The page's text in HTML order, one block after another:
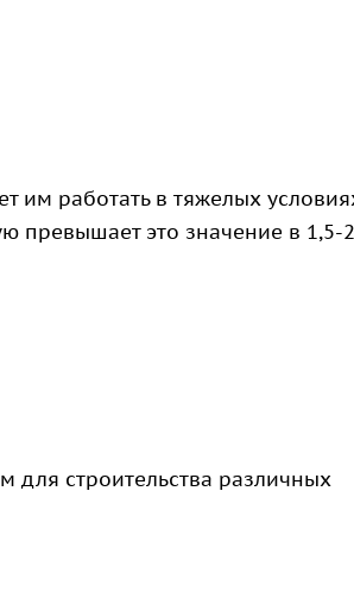
им работать в тяжелых
превышает это значение в 1,5-2
строительства различных